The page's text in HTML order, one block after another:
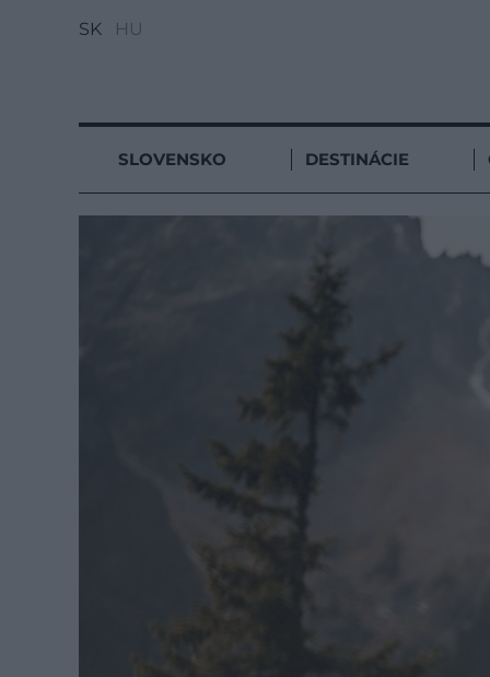
SK HU
SLOVENSKO DESTINÁCIE